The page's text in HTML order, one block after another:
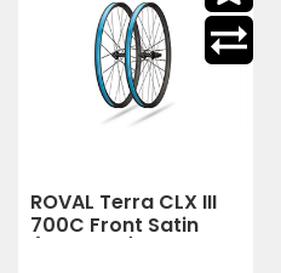
ROVAL Terra CLX III
700C Front Satin